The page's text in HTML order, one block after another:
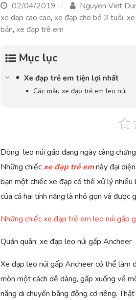
02/04/2019 Nguyen Viet
xe dap cao cao, xe đạp cho bé 3 tuổi,
bản, xe đạp trê em
Mục lục
Xe đạp trẻ em tiện lợi nhất
Các mẫu xe đạp trẻ em leo núi
Dòng leo núi gấp đang ngày càng
Những chiếc xe đạp trẻ emnày đại
bạn một chiếc xe đạp có thể xử lý nhiều
của cả hai tính năng là nhỏ gọn và được
Những chiếc xe đạp trẻ em leo núi gấp
Quán quân: xe đạp leo núi gấp Ancheer
Xe đạp leo núi gấp Ancheer có thể làm
mòn một cách dễ dàng, gấp xuống về
năng di chuyển bằng động cơ riêng.